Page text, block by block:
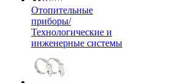
Отопительные
приборы/
Технологические и
инженерные системы